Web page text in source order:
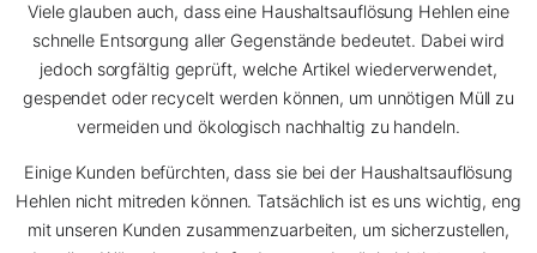
Viele glauben auch, dass eine Haushaltsauflösung Hehlen eine
schnelle Entsorgung aller Gegenstände bedeutet. Dabei wird
jedoch sorgfältig geprüft, welche Artikel wiederverwendet,
gespendet oder recycelt werden können, um unnötigen Müll zu
vermeiden und ökologisch nachhaltig zu handeln.
Einige Kunden befürchten, dass sie bei der Haushaltsauflösung
Hehlen nicht mitreden können. Tatsächlich ist es uns wichtig, eng
mit unseren Kunden zusammenzuarbeiten, um sicherzustellen,